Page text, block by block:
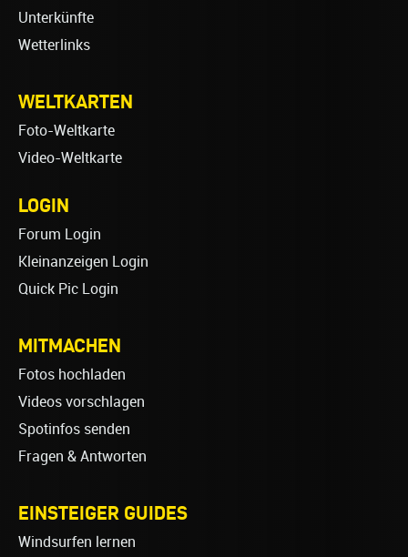
Unterkünfte
Wetterlinks
WELTKARTEN
Foto-Weltkarte
Video-Weltkarte
LOGIN
Forum Login
Kleinanzeigen Login
Quick Pic Login
MITMACHEN
Fotos hochladen
Videos vorschlagen
Spotinfos senden
Fragen & Antworten
EINSTEIGER GUIDES
Windsurfen lernen